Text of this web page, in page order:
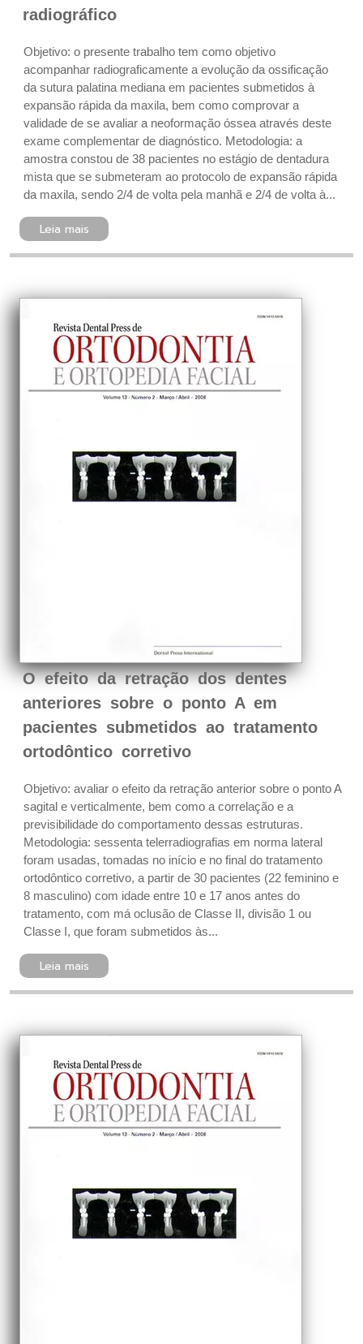
radiográfico
Objetivo: o presente trabalho tem como objetivo
acompanhar radiograficamente a evolução da ossificação
da sutura palatina mediana em pacientes submetidos à
expansão rápida da maxila, bem como comprovar a
validade de se avaliar a neoformação óssea através deste
exame complementar de diagnóstico. Metodologia: a
amostra constou de 38 pacientes no estágio de dentadura
mista que se submeteram ao protocolo de expansão rápida
da maxila, sendo 2/4 de volta pela manhã e 2/4 de volta à...
Leia mais
O efeito da retração dos dentes
anteriores sobre o ponto A em
pacientes submetidos ao tratamento
ortodôntico corretivo
Objetivo: avaliar o efeito da retração anterior sobre o ponto A
sagital e verticalmente, bem como a correlação e a
previsibilidade do comportamento dessas estruturas.
Metodologia: sessenta telerradiografias em norma lateral
foram usadas, tomadas no início e no final do tratamento
ortodôntico corretivo, a partir de 30 pacientes (22 feminino e
8 masculino) com idade entre 10 e 17 anos antes do
tratamento, com má oclusão de Classe II, divisão 1 ou
Classe I, que foram submetidos às...
Leia mais